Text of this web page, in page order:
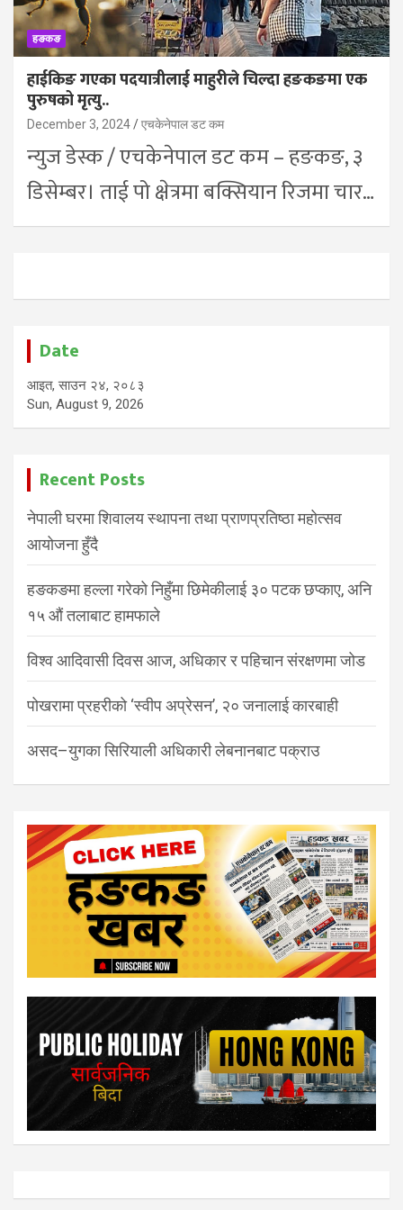
हङकङ
हाईकिङ गएका पदयात्रीलाई माहुरीले चिल्दा हङकङमा एक
पुरुषको मृत्यु..
December 3, 2024 एचकेनेपाल डट कम
न्युज डेस्क / एचकेनेपाल डट कम – हङकङ, ३
डिसेम्बर। ताई पो क्षेत्रमा बक्सियान रिजमा चार…
Date
आइत, साउन २४, २०८३
Sun, August 9, 2026
Recent Posts
नेपाली घरमा शिवालय स्थापना तथा प्राणप्रतिष्ठा महोत्सव
आयोजना हुँदै
हङकङमा हल्ला गरेको निहुँमा छिमेकीलाई ३० पटक छप्काए, अनि
१५ औं तलाबाट हामफाले
विश्व आदिवासी दिवस आज, अधिकार र पहिचान संरक्षणमा जोड
पोखरामा प्रहरीको ‘स्वीप अप्रेसन’, २० जनालाई कारबाही
असद–युगका सिरियाली अधिकारी लेबनानबाट पक्राउ